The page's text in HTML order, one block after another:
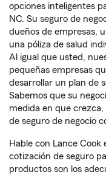
opciones inteligentes
NC. Su seguro de
dueños de empresas,
una póliza de salud
Al igual que usted,
pequeñas empresas
desarrollar un plan de
Sabemos que su
medida en que
de seguro de negocio
Hable con Lance
cotización de seguro
productos son los